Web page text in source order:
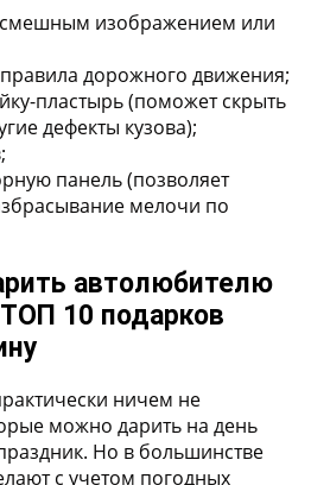
смешным изображением или
дорожного движения;
пластырь (поможет скрыть
дефекты кузова);
панель (позволяет
мелочи по
автолюбителю
10 подарков
ничем не
можно дарить на день
Но в большинстве
с учетом погодных